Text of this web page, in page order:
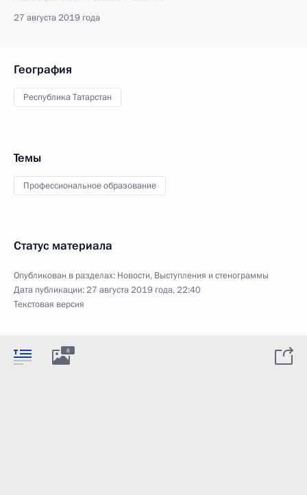
27 августа 2019 года
География
Республика Татарстан
Темы
Профессиональное образование
Статус материала
Опубликован в разделах: Новости, Выступления и стенограммы
Дата публикации:27 августа 2019 года, 22:40
Текстовая версия
8